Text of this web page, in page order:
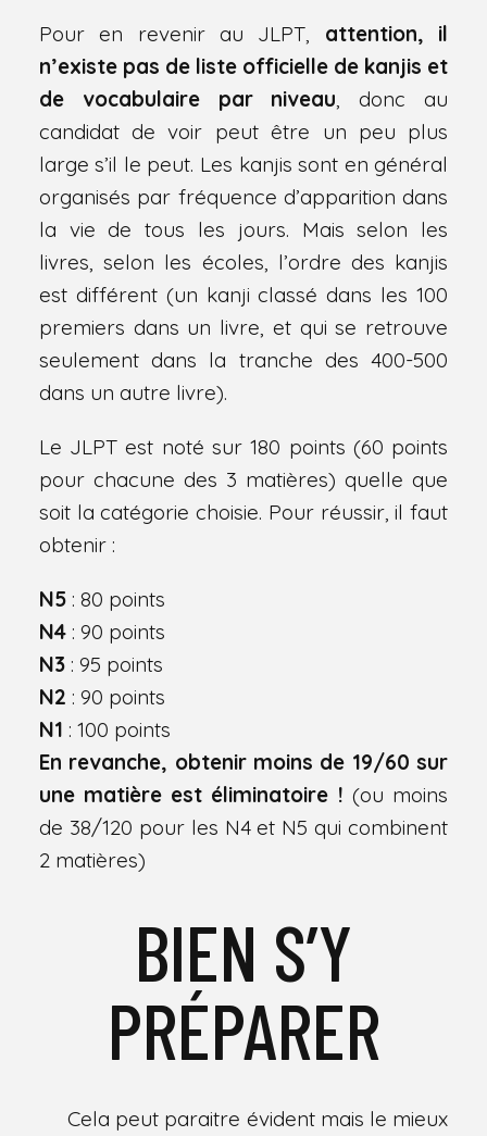
Pour en revenir au JLPT, attention, il
n’existe pas de liste officielle de kanjis et
de vocabulaire par niveau , donc au
candidat de voir peut être un peu plus
large s’il le peut. Les kanjis sont en général
organisés par fréquence d’apparition dans
la vie de tous les jours. Mais selon les
livres, selon les écoles, l’ordre des kanjis
est différent (un kanji classé dans les 100
premiers dans un livre, et qui se retrouve
seulement dans la tranche des 400-500
dans un autre livre).
Le JLPT est noté sur 180 points (60 points
pour chacune des 3 matières) quelle que
soit la catégorie choisie. Pour réussir, il faut
obtenir :
N5: 80 points
N4: 90 points
N3: 95 points
N2 : 90 points
N1 : 100 points
En revanche, obtenir moins de 19/60 sur
une matière est éliminatoire ! (ou moins
de 38/120 pour les N4 et N5 qui combinent
2 matières)
BIEN S’Y
PRÉPARER
Cela peut paraitre évident mais le mieux